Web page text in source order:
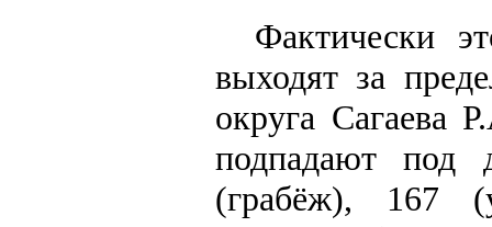
Фактически
выходят за
округа Сагаева
подпадают под
(грабёж), 167